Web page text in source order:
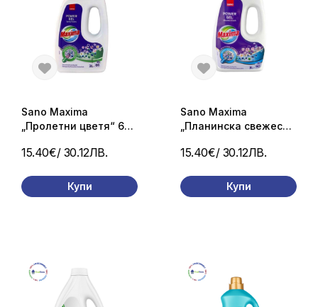
15.40€/ 30.12ЛВ.
Sano Maxima
„Пролетни цветя“ 60
Купи
15.40€/ 30.12ЛВ.
Sano Maxima
„Планинска свежест“
Купи